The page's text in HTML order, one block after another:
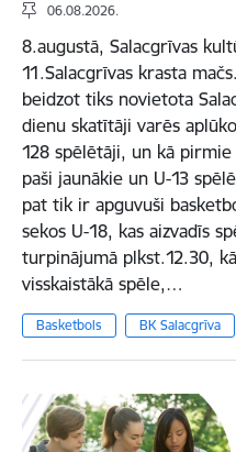
06.08.2026.
8.augustā, Salacgrīvas
11.Salacgrīvas krasta
beidzot tiks novietota
dienu skatītāji varēs
128 spēlētāji, un kā
paši jaunākie un U-13
pat tik ir apguvuši
sekos U-18, kas aizvadīs
turpinājumā plkst.12.30,
visskaistākā spēle,…
Basketbols BK Salacgrīva